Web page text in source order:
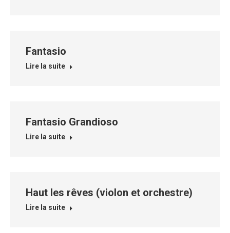
Fantasio
Lire la suite
Fantasio Grandioso
Lire la suite
Haut les rêves (violon et orchestre)
Lire la suite